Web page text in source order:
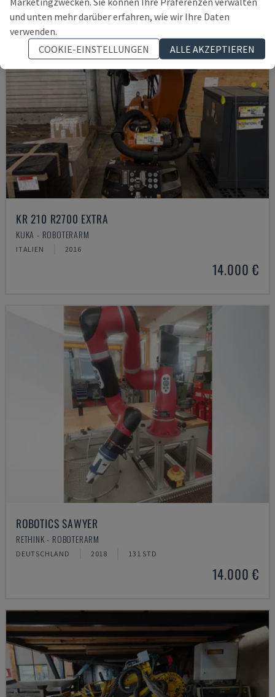
KR 210 R2700 EXTRA
KUKA - ROBOTERARM
ITALIEN 2016
14.000 €
ROBOTICS SAWYER
RETHINK - ROBOTERARM
DEUTSCHLAND 2018 131 STD
14.000 €
und unten mehr darüber erfahren, wie wir Ihre Daten
verwenden.
COOKIE-EINSTELLUNGEN
ALLE AKZEPTIEREN